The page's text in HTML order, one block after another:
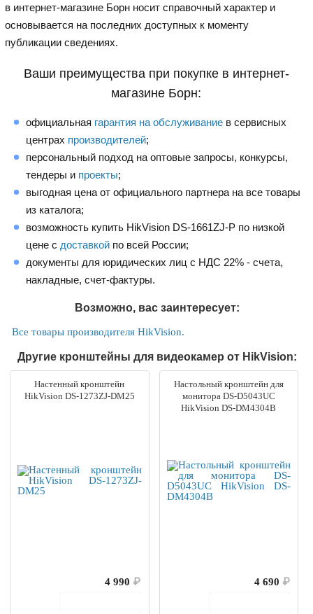
в интернет-магазине Борн носит справочный характер и
основывается на последних доступных к моменту
публикации сведениях.
Ваши преимущества при покупке в интернет-
магазине Борн:
официальная гарантия на обслуживание в сервисных
центрах производителей;
персональный подход на оптовые запросы, конкурсы,
тендеры и проекты;
выгодная цена от официального партнера на все товары
из каталога;
возможность купить HikVision DS-1661ZJ-P по низкой
цене с доставкой по всей России;
документы для юридических лиц с НДС 22% - счета,
накладные, счет-фактуры.
Возможно, вас заинтересует:
Все товары производителя HikVision.
Другие кронштейны для видеокамер от HikVision:
Настенный кронштейн
HikVision DS-1273ZJ-DM25
4 990 ₽
Настольный кронштейн для
монитора DS-D5043UC
HikVision DS-DM4304B
4 690 ₽